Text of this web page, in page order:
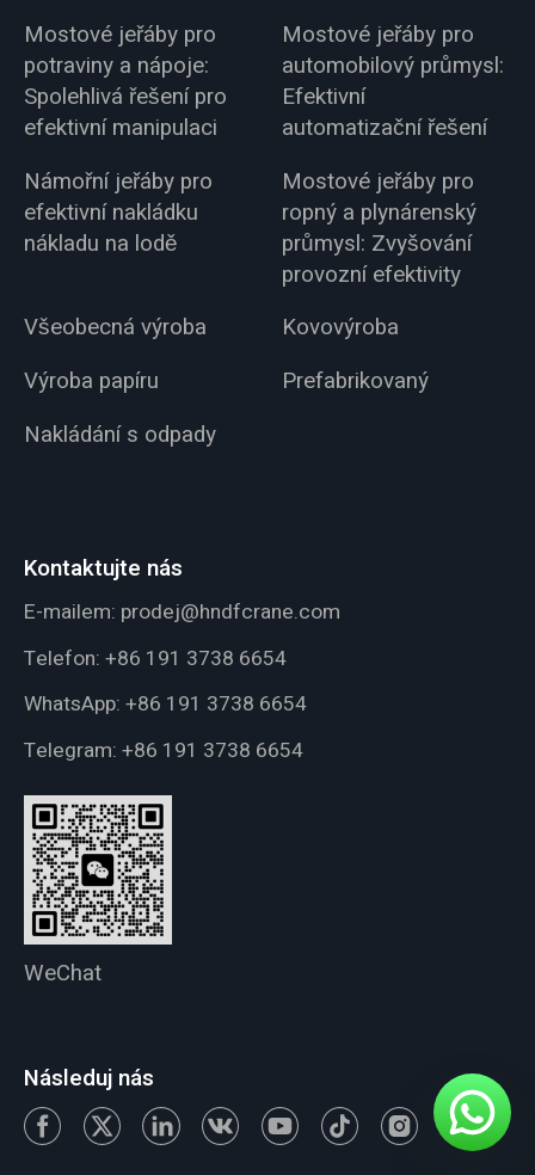
Mostové jeřáby pro
potraviny a nápoje:
Spolehlivá řešení pro
efektivní manipulaci
Mostové jeřáby pro
automobilový průmysl:
Efektivní
automatizační řešení
Námořní jeřáby pro
efektivní nakládku
nákladu na lodě
Mostové jeřáby pro
ropný a plynárenský
průmysl: Zvyšování
provozní efektivity
Všeobecná výroba
Kovovýroba
Výroba papíru
Prefabrikovaný
Nakládání s odpady
Kontaktujte nás
E-mailem: prodej@hndfcrane.com
Telefon: +86 191 3738 6654
WhatsApp: +86 191 3738 6654
Telegram: +86 191 3738 6654
WeChat
Následuj nás